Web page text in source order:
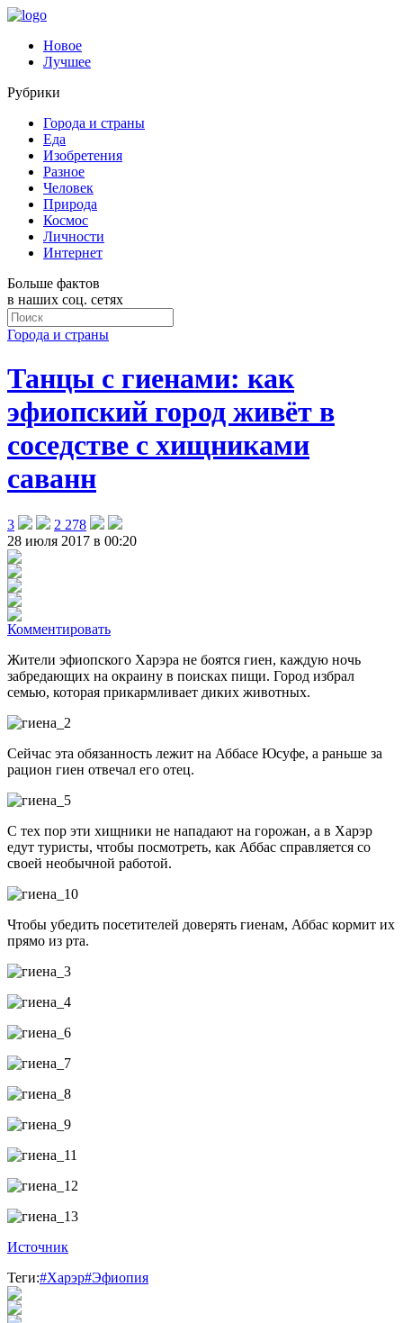
Новое
Лучшее
Рубрики
Города и страны
Еда
Изобретения
Разное
Человек
Природа
Космос
Личности
Интернет
Больше фактов
в наших соц. сетях
Города и страны
Танцы с гиенами: как
эфиопский город живёт в
соседстве с хищниками
саванн
3
2 278
28 июля 2017 в 00:20
Комментировать
Жители эфиопского Харэра не боятся гиен, каждую ночь
забредающих на окраину в поисках пищи. Город избрал
семью, которая прикармливает диких животных.
Сейчас эта обязанность лежит на Аббасе Юсуфе, а раньше за
рацион гиен отвечал его отец.
С тех пор эти хищники не нападают на горожан, а в Харэр
едут туристы, чтобы посмотреть, как Аббас справляется со
своей необычной работой.
Чтобы убедить посетителей доверять гиенам, Аббас кормит их
прямо из рта.
Источник
Теги:#Харэр#Эфиопия